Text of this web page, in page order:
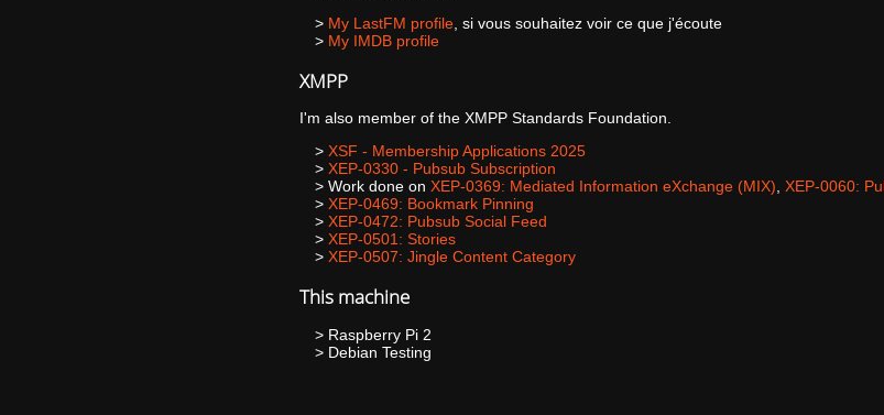
My LastFM profile , si vous souhaitez voir ce que j'écoute
My IMDB profile
XMPP
I'm also member of the XMPP Standards Foundation.
XSF - Membership Applications 2025
XEP-0330 - Pubsub Subscription
Work done onXEP-0369: Mediated Information eXchange (MIX),XEP-0060:
XEP-0469: Bookmark Pinning
XEP-0472: Pubsub Social Feed
XEP-0501: Stories
XEP-0507: Jingle Content Category
This machine
Raspberry Pi 2
Debian Testing